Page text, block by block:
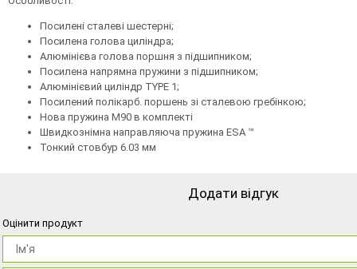
Посилені сталеві шестерні;
Посилена голова циліндра;
Алюмінієва голова поршня з підшипником;
Посилена напрямна пружини з підшипником;
Алюмінієвий циліндр TYPE 1;
Посилений полікарб. поршень зі сталевою гребінкою;
Нова пружина М90 в комплекті
Швидкознімна направляюча пружина ESA ™
Тонкий стовбур 6.03 мм
Додати відгук
Оцінити продукт